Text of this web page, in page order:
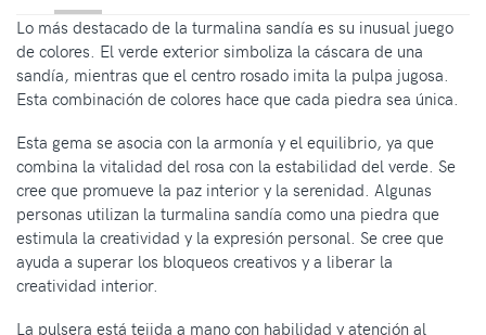
Lo más destacado de la turmalina sandía es su inusual juego
de colores. El verde exterior simboliza la cáscara de una
sandía, mientras que el centro rosado imita la pulpa jugosa.
Esta combinación de colores hace que cada piedra sea única.
Esta gema se asocia con la armonía y el equilibrio, ya que
combina la vitalidad del rosa con la estabilidad del verde. Se
cree que promueve la paz interior y la serenidad. Algunas
personas utilizan la turmalina sandía como una piedra que
estimula la creatividad y la expresión personal. Se cree que
ayuda a superar los bloqueos creativos y a liberar la
creatividad interior.
La pulsera está tejida a mano con habilidad y atención al